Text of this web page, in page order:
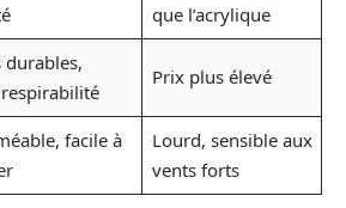
que l’acrylique
durables,
Prix plus élevé
facile à
Lourd, sensible aux
vents forts